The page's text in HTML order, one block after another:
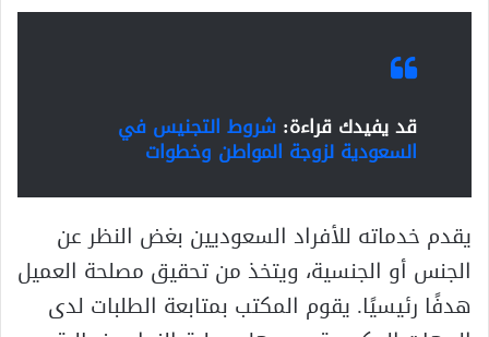
قد يفيدك قراءة: شروط التجنيس في
السعودية لزوجة المواطن وخطوات
يقدم خدماته للأفراد السعوديين بغض النظر عن
الجنس أو الجنسية، ويتخذ من تحقيق مصلحة العميل
هدفًا رئيسيًا. يقوم المكتب بمتابعة الطلبات لدى